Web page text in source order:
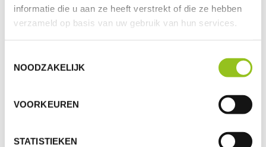
informatie die u aan ze heeft verstrekt of die ze hebben
verzameld op basis van uw gebruik van hun services.
NOODZAKELIJK
VOORKEUREN
STATISTIEKEN
WAS MACHT DER GRÜNE KREIS?